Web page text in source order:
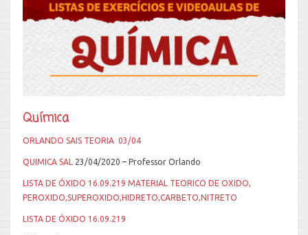
Química
ORLANDO SAIS TEORIA 03/04
QUIMICA SAL 23/04/2020 – Professor Orlando
LISTA DE ÓXIDO 16.09.219 MATERIAL TEORICO DE OXIDO,
PEROXIDO,SUPEROXIDO,HIDRETO,CARBETO,NITRETO
LISTA DE ÓXIDO 16.09.219